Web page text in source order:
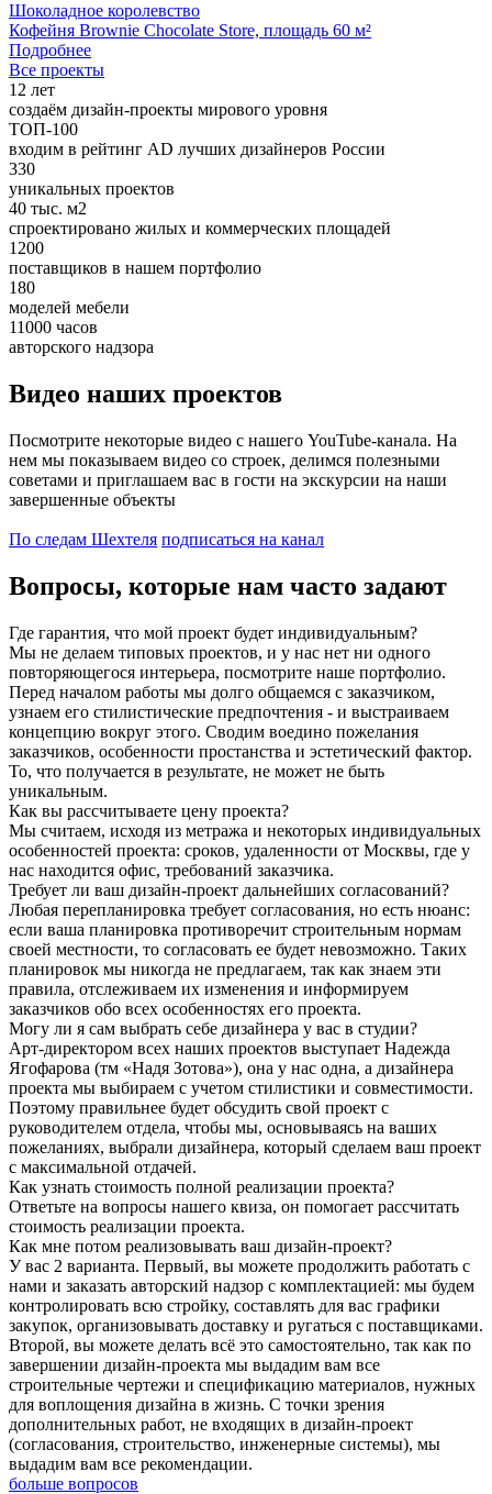
Шоколадное королевство
Кофейня Brownie Chocolate Store, площадь 60 м²
Подробнее
Все проекты
12 лет
создаём дизайн-проекты мирового уровня
ТОП-100
входим в рейтинг AD лучших дизайнеров России
330
уникальных проектов
40 тыс. м2
спроектировано жилых и коммерческих площадей
1200
поставщиков в нашем портфолио
180
моделей мебели
11000 часов
авторского надзора
Видео наших проектов
Посмотрите некоторые видео с нашего YouTube-канала. На
нем мы показываем видео со строек, делимся полезными
советами и приглашаем вас в гости на экскурсии на наши
завершенные объекты
По следам Шехтеля подписаться на канал
Вопросы, которые нам часто задают
Где гарантия, что мой проект будет индивидуальным?
Мы не делаем типовых проектов, и у нас нет ни одного
повторяющегося интерьера, посмотрите наше портфолио.
Перед началом работы мы долго общаемся с заказчиком,
узнаем его стилистические предпочтения - и выстраиваем
концепцию вокруг этого. Сводим воедино пожелания
заказчиков, особенности простанства и эстетический фактор.
То, что получается в результате, не может не быть
уникальным.
Как вы рассчитываете цену проекта?
Мы считаем, исходя из метража и некоторых индивидуальных
особенностей проекта: сроков, удаленности от Москвы, где у
нас находится офис, требований заказчика.
Требует ли ваш дизайн-проект дальнейших согласований?
Любая перепланировка требует согласования, но есть нюанс:
если ваша планировка противоречит строительным нормам
своей местности, то согласовать ее будет невозможно. Таких
планировок мы никогда не предлагаем, так как знаем эти
правила, отслеживаем их изменения и информируем
заказчиков обо всех особенностях его проекта.
Могу ли я сам выбрать себе дизайнера у вас в студии?
Арт-директором всех наших проектов выступает Надежда
Ягофарова (тм «Надя Зотова»), она у нас одна, а дизайнера
проекта мы выбираем с учетом стилистики и совместимости.
Поэтому правильнее будет обсудить свой проект с
руководителем отдела, чтобы мы, основываясь на ваших
пожеланиях, выбрали дизайнера, который сделаем ваш проект
с максимальной отдачей.
Как узнать стоимость полной реализации проекта?
Ответьте на вопросы нашего квиза, он помогает рассчитать
стоимость реализации проекта.
Как мне потом реализовывать ваш дизайн-проект?
У вас 2 варианта. Первый, вы можете продолжить работать с
нами и заказать авторский надзор с комплектацией: мы будем
контролировать всю стройку, составлять для вас графики
закупок, организовывать доставку и ругаться с поставщиками.
Второй, вы можете делать всё это самостоятельно, так как по
завершении дизайн-проекта мы выдадим вам все
строительные чертежи и спецификацию материалов, нужных
для воплощения дизайна в жизнь. С точки зрения
дополнительных работ, не входящих в дизайн-проект
(согласования, строительство, инженерные системы), мы
выдадим вам все рекомендации.
больше вопросов